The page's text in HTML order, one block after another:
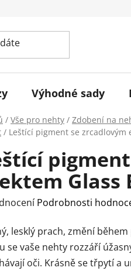
Výhodné sady
/ Vše pro nehty / Zdobení na
/ Leštící pigment se zrcadlovým
Glass
Podrobnosti
lesklý prach, změní
se vaše nehty rozzáří
oči. Krásně se třpytí a